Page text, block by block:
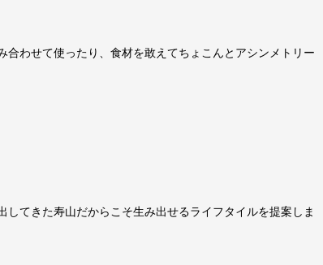
わせて使ったり、食材を敢えてちょこんとアシンメトリー
てきた寿山だからこそ生み出せるライフタイルを提案しま